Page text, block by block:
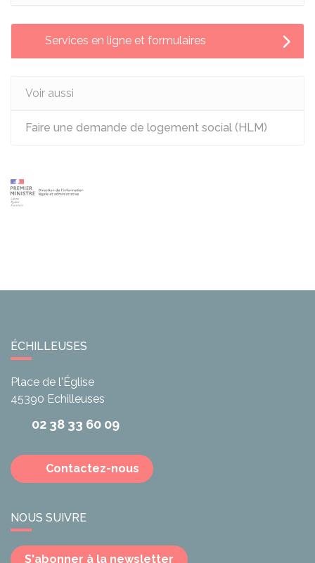
Services en ligne et formulaires
Voir aussi
Faire une demande de logement social (HLM)
ÉCHILLEUSES
Place de l'Église
45390 Echilleuses
02 38 33 60 09
Contactez-nous
NOUS SUIVRE
S'abonner à la newsletter